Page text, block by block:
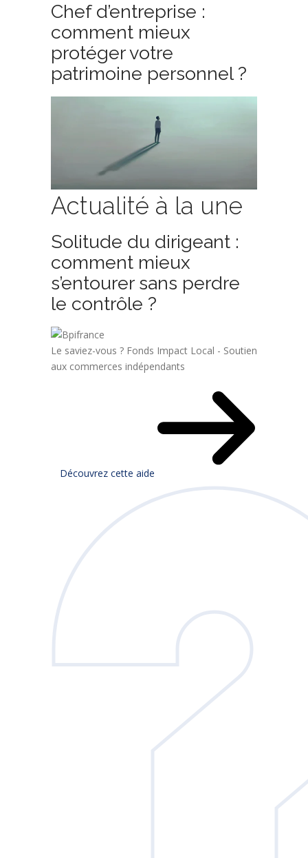
Chef d’entreprise :
comment mieux
protéger votre
patrimoine personnel ?
Actualité à la une
Solitude du dirigeant :
comment mieux
s’entourer sans perdre
le contrôle ?
Le saviez-vous ? Fonds Impact Local - Soutien
aux commerces indépendants
Découvrez cette aide